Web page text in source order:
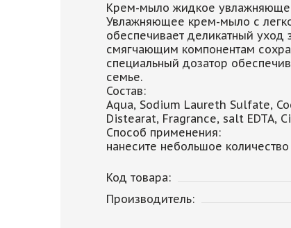
Крем-мыло жидкое
Увлажняющее крем-мыло с
обеспечивает деликатный
смягчающим компонентам
специальный дозатор
семье.
Состав:
Aqua, Sodium Laureth Sulfate,
Distearat, Fragrance, salt
Способ применения:
нанесите небольшое
Код товара:
Производитель: